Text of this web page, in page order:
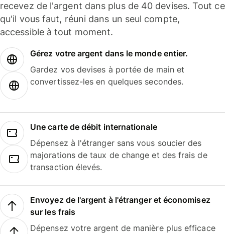
recevez de l'argent dans plus de 40 devises. Tout ce
qu'il vous faut, réuni dans un seul compte,
accessible à tout moment.
Gérez votre argent dans le monde entier.
Gardez vos devises à portée de main et
convertissez-les en quelques secondes.
Une carte de débit internationale
Dépensez à l'étranger sans vous soucier des
majorations de taux de change et des frais de
transaction élevés.
Envoyez de l'argent à l'étranger et économisez
sur les frais
Dépensez votre argent de manière plus efficace